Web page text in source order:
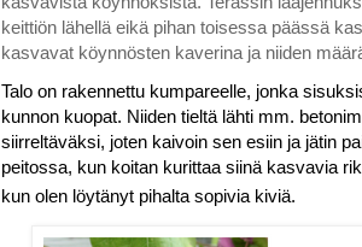
keittiön lähellä eikä pihan toisessa päässä
kasvavat köynnösten kaverina ja niiden
Talo on rakennettu kumpareelle, jonka
kunnon kuopat. Niiden tieltä lähti mm.
siirreltäväksi, joten kaivoin sen esiin ja jätin
peitossa, kun koitan kurittaa siinä kasvavia
kun olen löytänyt pihalta sopivia kiviä.